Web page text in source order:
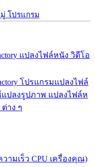
โปรแกรม
แปลงไฟล์หนัง วิดีโอ
โปรแกรมแปลงไฟล์
ปลงรูปภาพ แปลงไฟล์ห
าง ๆ
ามเร็ว CPU เครื่องคุณ)